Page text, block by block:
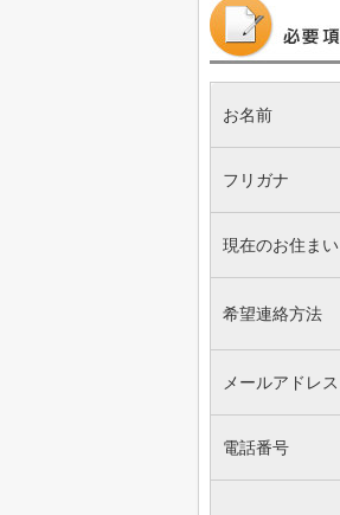
お名前
フリガナ
現在のお住まい
希望連絡方法
メールアドレス
電話番号